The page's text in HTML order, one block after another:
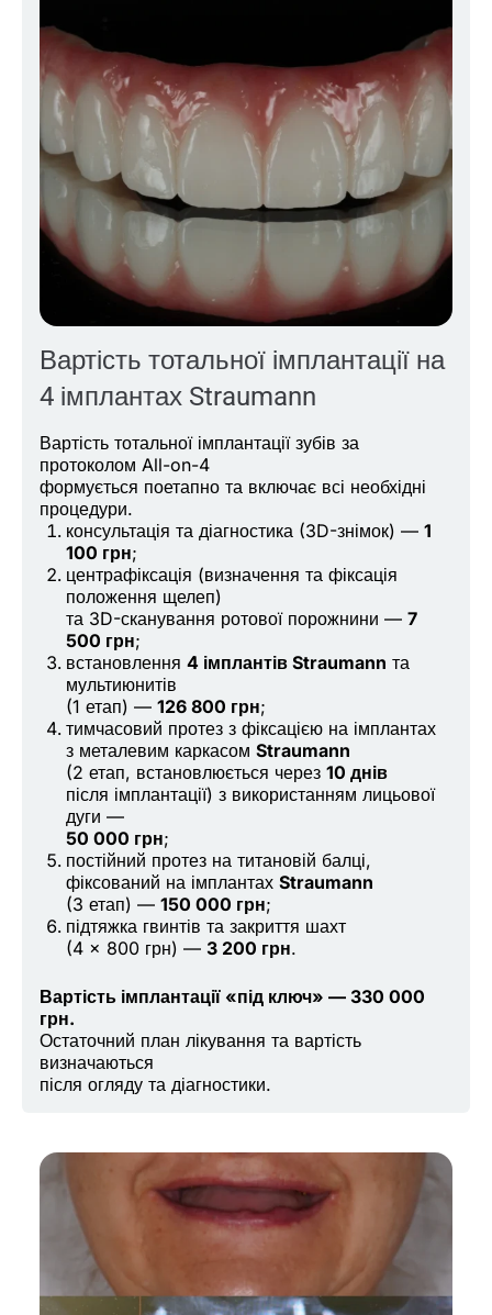
Вартість тотальної імплантації на
4 імплантах Straumann
Вартість тотальної імплантації зубів за
протоколом All-on-4
формується поетапно та включає всі необхідні
процедури.
консультація та діагностика (3D-знімок) — 1
100 грн;
центрафіксація (визначення та фіксація
положення щелеп)
та 3D-сканування ротової порожнини — 7
500 грн;
встановлення 4 імплантів Straumann та
мультиюнитів
(1 етап) — 126 800 грн;
тимчасовий протез з фіксацією на імплантах
з металевим каркасом Straumann
(2 етап, встановлюється через 10 днів
після імплантації) з використанням лицьової
дуги —
50 000 грн;
постійний протез на титановій балці,
фіксований на імплантах Straumann
(3 етап) — 150 000 грн;
підтяжка гвинтів та закриття шахт
(4 × 800 грн) — 3 200 грн.
Вартість імплантації «під ключ» — 330 000
грн.
Остаточний план лікування та вартість
визначаються
після огляду та діагностики.